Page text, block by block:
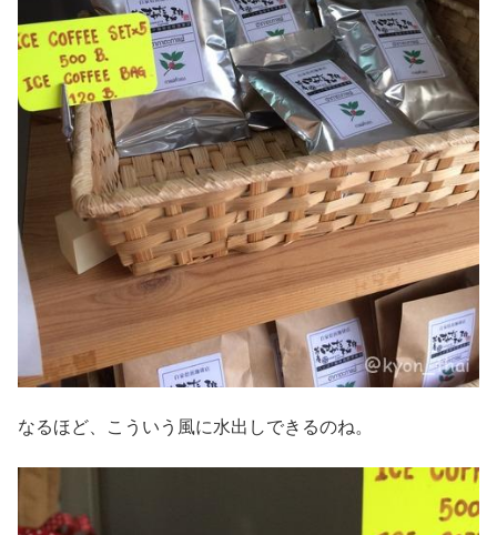
なるほど、こういう風に水出しできるのね。